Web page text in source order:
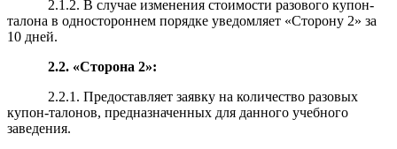
2.1.2. В случае изменения стоимости разового купон-
талона в одностороннем порядке уведомляет «Сторону 2» за
10 дней.
2.2. «Сторона 2»:
2.2.1.Предоставляет заявку на количество разовых
купон-талонов, предназначенных для данного учебного
заведения.